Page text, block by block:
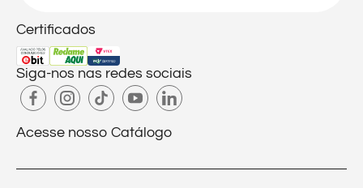
Certificados
Siga-nos nas redes sociais
Acesse nosso Catálogo